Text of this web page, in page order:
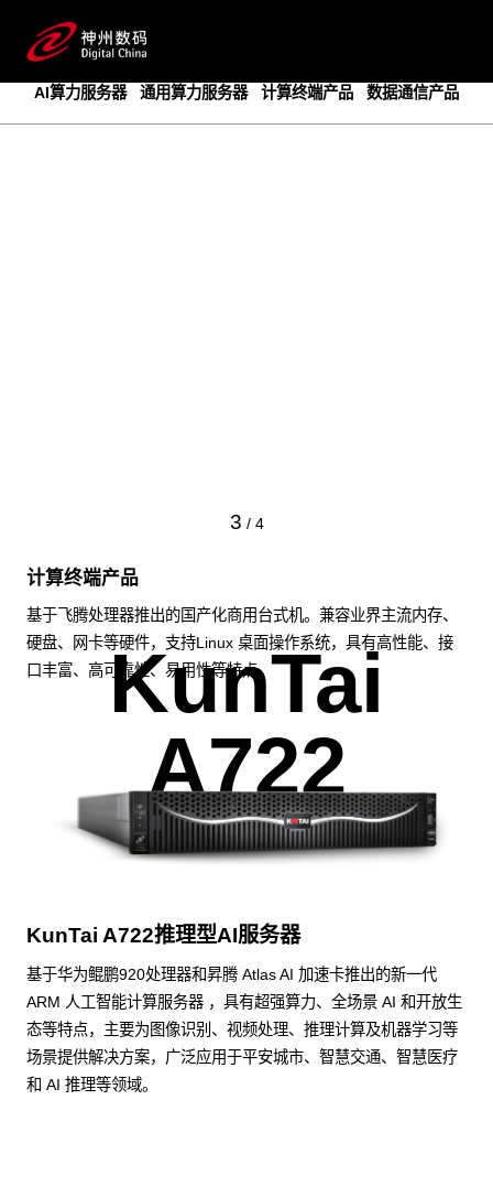
AI算力服务器
通用算力服务器 计算终端产品 数据通信产品
3 / 4
计算终端产品
基于飞腾处理器推出的国产化商用台式机。兼容业界主流内存、
硬盘、网卡等硬件，支持Linux 桌面操作系统，具有高性能、接
口丰富、高可靠性、易用性等特点。
KunTai
A722
KunTai A722推理型AI服务器
基于华为鲲鹏920处理器和昇腾 Atlas AI 加速卡推出的新一代
ARM 人工智能计算服务器 ，具有超强算力、全场景 AI 和开放生
态等特点，主要为图像识别、视频处理、推理计算及机器学习等
场景提供解决方案，广泛应用于平安城市、智慧交通、智慧医疗
和 AI 推理等领域。